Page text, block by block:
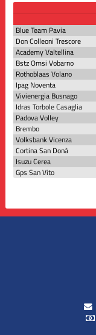
Blue Team Pavia
Don Colleoni Trescore
Academy Valtellina
Bstz Omsi Vobarno
Rothoblaas Volano
Ipag Noventa
Vivienergia Busnago
Idras Torbole Casaglia
Padova Volley
Brembo
Volksbank Vicenza
Cortina San Donà
Isuzu Cerea
Gps San Vito